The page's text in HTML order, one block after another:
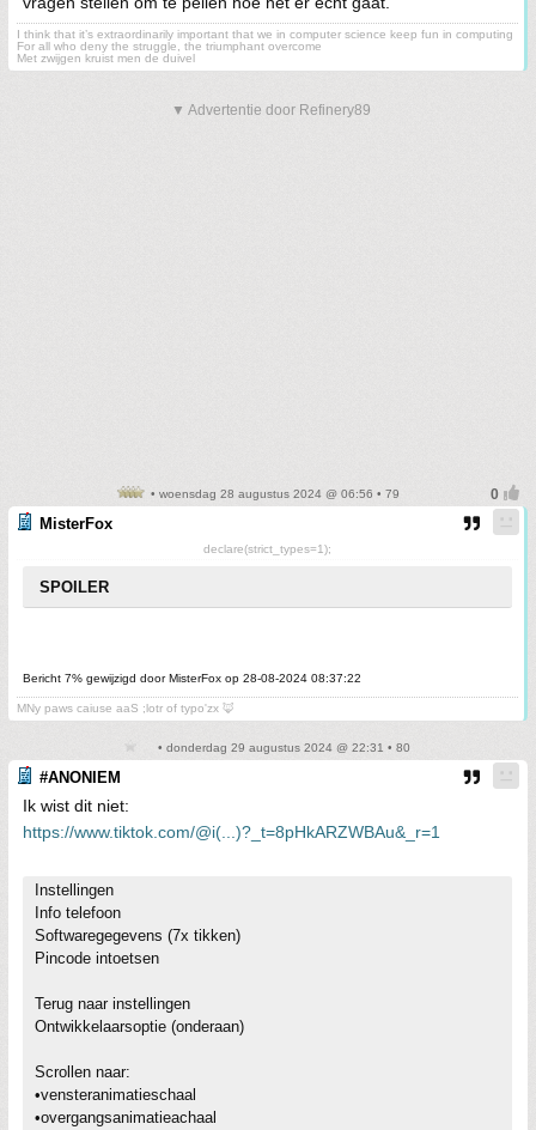
I think that it’s extraordinarily important that we in computer science keep fun in computing
For all who deny the struggle, the triumphant overcome
Met zwijgen kruist men de duivel
▼ Advertentie door Refinery89
• woensdag 28 augustus 2024 @ 06:56 • 79
MisterFox
declare(strict_types=1);
SPOILER
Bericht 7% gewijzigd door MisterFox op 28-08-2024 08:37:22
MNy paws caiuse aaS ;lotr of typo'zx 🦊
• donderdag 29 augustus 2024 @ 22:31 • 80
#ANONIEM
Ik wist dit niet:
https://www.tiktok.com/@i(...)?_t=8pHkARZWBAu&_r=1
Instellingen
Info telefoon
Softwaregegevens (7x tikken)
Pincode intoetsen
Terug naar instellingen
Ontwikkelaarsoptie (onderaan)
Scrollen naar:
•vensteranimatieschaal
•overgangsanimatieachaal